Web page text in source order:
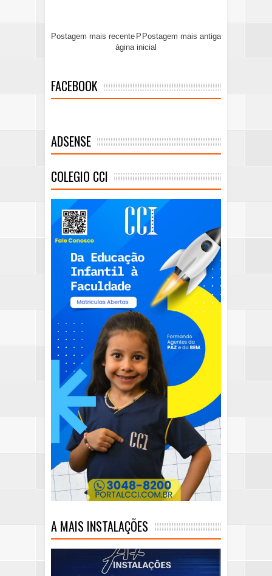
Postagem mais recente Postagem mais antiga
P
ágina inicial
FACEBOOK
ADSENSE
COLEGIO CCI
A MAIS INSTALAÇÕES